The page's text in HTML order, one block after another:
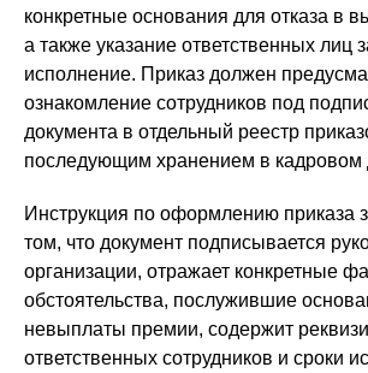
конкретные основания для отказа в
а также указание ответственных лиц
исполнение. Приказ должен
ознакомление сотрудников под
документа в отдельный реестр
последующим хранением в кадровом
Инструкция по оформлению приказа
том, что документ подписывается
организации, отражает конкретные
обстоятельства, послужившие
невыплаты премии, содержит
ответственных сотрудников и сроки